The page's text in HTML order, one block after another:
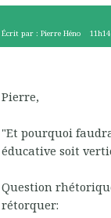
Écrit par : Pierre Héno 11h14
Pierre,
"Et pourquoi
éducative soit
Question
rétorquer: